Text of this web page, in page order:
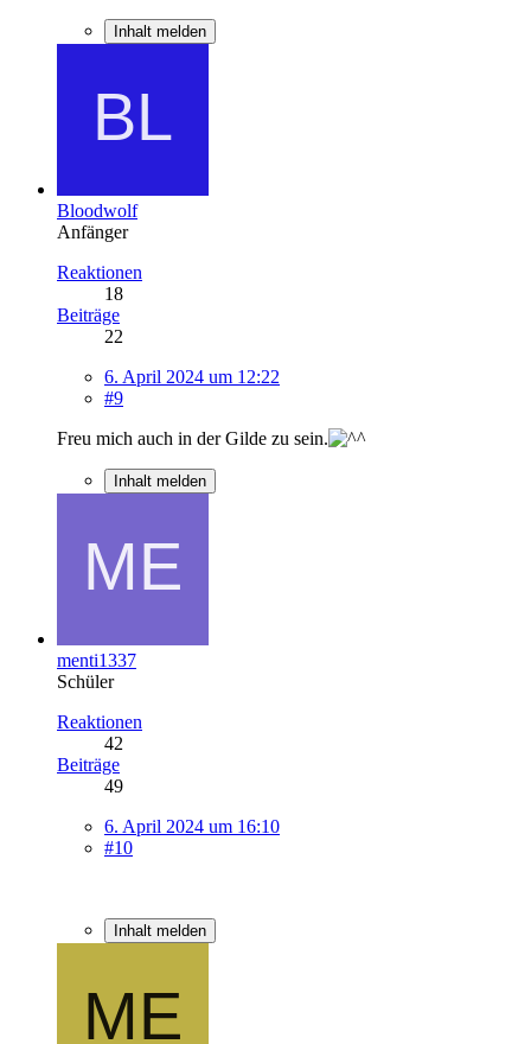
Inhalt melden
Bloodwolf
Anfänger
Reaktionen
18
Beiträge
22
6. April 2024 um 12:22
#9
Freu mich auch in der Gilde zu sein.
Inhalt melden
menti1337
Schüler
Reaktionen
42
Beiträge
49
6. April 2024 um 16:10
#10
Inhalt melden